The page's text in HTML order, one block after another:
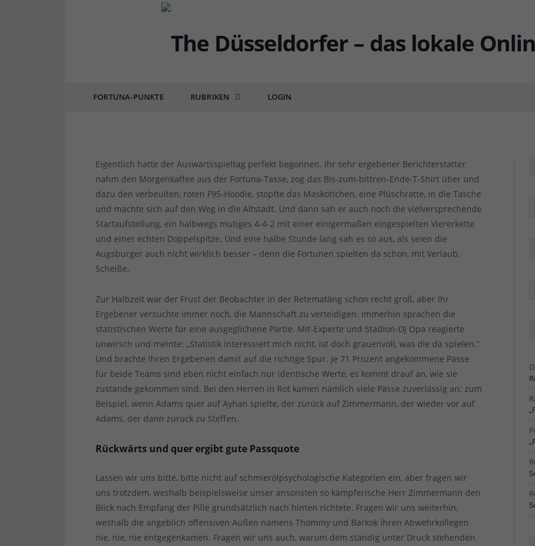
FORTUNA-PUNKTE RUBRIKEN LOGIN
Augsburg vs F95 3:0 – Nein, eine Mannschaft ist
Eigentlich hatte der Auswärtsspieltag perfekt begonnen. Ihr sehr ergebener Berichterstatter
nahm den Morgenkaffee aus der Fortuna-Tasse, zog das Bis-zum-bittren-Ende-T-Shirt über und
dazu den verbeulten, roten F95-Hoodie, stopfte das Maskottchen, eine Plüschratte, in die Tasche
und machte sich auf den Weg in die Altstadt. Und dann sah er auch noch die vielversprechende
Startaufstellung, ein halbwegs mutiges 4-4-2 mit einer einigermaßen eingespielten Viererkette
und einer echten Doppelspitze. Und eine halbe Stunde lang sah es so aus, als seien die
Augsburger auch nicht wirklich besser – denn die Fortunen spielten da schon, mit Verlaub,
Scheiße.
Zur Halbzeit war der Frust der Beobachter in der Retematäng schon recht groß, aber Ihr
Ergebener versuchte immer noch, die Mannschaft zu verteidigen. Immerhin sprächen die
statistischen Werte für eine ausgeglichene Partie. Mit-Experte und Stadion-DJ Opa reagierte
unwirsch und meinte: „Statistik interessiert mich nicht, ist doch grauenvoll, was die da spielen.“
Und brachte Ihren Ergebenen damit auf die richtige Spur. Je 71 Prozent angekommene Pässe
für beide Teams sind eben nicht einfach nur identische Werte, es kommt drauf an, wie sie
zustande gekommen sind. Bei den Herren in Rot kamen nämlich viele Pässe zuverlässig an; zum
Beispiel, wenn Adams quer auf Ayhan spielte, der zurück auf Zimmermann, der wieder vor auf
Adams, der dann zurück zu Steffen.
Rückwärts und quer ergibt gute Passquote
Lassen wir uns bitte, bitte nicht auf schmierölpsychologische Kategorien ein, aber fragen wir
uns trotzdem, weshalb beispielsweise unser ansonsten so kämpferische Herr Zimmermann den
Blick nach Empfang der Pille grundsätzlich nach hinten richtete. Fragen wir uns weiterhin,
weshalb die angeblich offensiven Außen namens Thommy und Barkok ihren Abwehrkollegen
nie, nie, nie entgegenkamen. Fragen wir uns auch, warum dem ständig unter Druck stehenden